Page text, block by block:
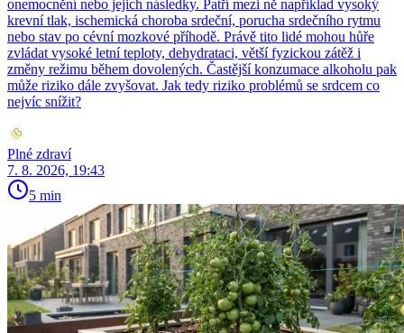
onemocnění nebo jejich následky. Patří mezi ně například vysoký
krevní tlak, ischemická choroba srdeční, porucha srdečního rytmu
nebo stav po cévní mozkové příhodě. Právě tito lidé mohou hůře
zvládat vysoké letní teploty, dehydrataci, větší fyzickou zátěž i
změny režimu během dovolených. Častější konzumace alkoholu pak
může riziko dále zvyšovat. Jak tedy riziko problémů se srdcem co
nejvíc snížit?
Plné zdraví
7. 8. 2026, 19:43
5 min